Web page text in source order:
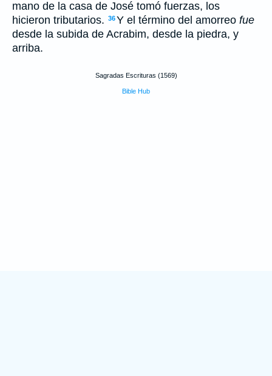
mano de la casa de José tomó fuerzas, los
hicieron tributarios. 36Y el término del amorreo fue
desde la subida de Acrabim, desde la piedra, y
arriba.
Sagradas Escrituras (1569)
Bible Hub